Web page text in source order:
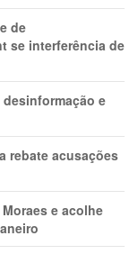
de
se interferência de
e
rebate acusações
e acolhe